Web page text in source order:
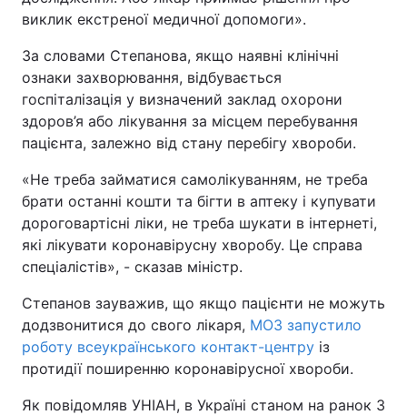
виклик екстреної медичної допомоги».
За словами Степанова, якщо наявні клінічні
ознаки захворювання, відбувається
госпіталізація у визначений заклад охорони
здоров’я або лікування за місцем перебування
пацієнта, залежно від стану перебігу хвороби.
«Не треба займатися самолікуванням, не треба
брати останні кошти та бігти в аптеку і купувати
дороговартісні ліки, не треба шукати в інтернеті,
які лікувати коронавірусну хворобу. Це справа
спеціалістів», - сказав міністр.
Степанов зауважив, що якщо пацієнти не можуть
додзвонитися до свого лікаря, МОЗ запустило
роботу всеукраїнського контакт-центру із
протидії поширенню коронавірусної хвороби.
Як повідомляв УНІАН, в Україні станом на ранок 3